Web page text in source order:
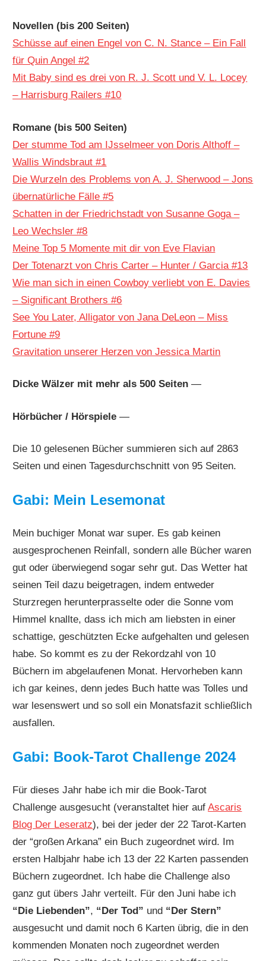
Novellen (bis 200 Seiten)
Schüsse auf einen Engel von C. N. Stance – Ein Fall
für Quin Angel #2
Mit Baby sind es drei von R. J. Scott und V. L. Locey
– Harrisburg Railers #10
Romane (bis 500 Seiten)
Der stumme Tod am IJsselmeer von Doris Althoff –
Wallis Windsbraut #1
Die Wurzeln des Problems von A. J. Sherwood – Jons
übernatürliche Fälle #5
Schatten in der Friedrichstadt von Susanne Goga –
Leo Wechsler #8
Meine Top 5 Momente mit dir von Eve Flavian
Der Totenarzt von Chris Carter – Hunter / Garcia #13
Wie man sich in einen Cowboy verliebt von E. Davies
– Significant Brothers #6
See You Later, Alligator von Jana DeLeon – Miss
Fortune #9
Gravitation unserer Herzen von Jessica Martin
Dicke Wälzer mit mehr als 500 Seiten —
Hörbücher / Hörspiele —
Die 10 gelesenen Bücher summieren sich auf 2863
Seiten und einen Tagesdurchschnitt von 95 Seiten.
Gabi: Mein Lesemonat
Mein buchiger Monat war super. Es gab keinen
ausgesprochenen Reinfall, sondern alle Bücher waren
gut oder überwiegend sogar sehr gut. Das Wetter hat
seinen Teil dazu beigetragen, indem entweder
Sturzregen herunterprasselte oder die Sonne vom
Himmel knallte, dass ich mich am liebsten in einer
schattige, geschützten Ecke aufgehalten und gelesen
habe. So kommt es zu der Rekordzahl von 10
Büchern im abgelaufenen Monat. Hervorheben kann
ich gar keines, denn jedes Buch hatte was Tolles und
war lesenswert und so soll ein Monatsfazit schließlich
ausfallen.
Gabi: Book-Tarot Challenge 2024
Für dieses Jahr habe ich mir die Book-Tarot
Challenge ausgesucht (veranstaltet hier aufAscaris
Blog Der Leseratz), bei der jeder der 22 Tarot-Karten
der “großen Arkana” ein Buch zugeordnet wird. Im
ersten Halbjahr habe ich 13 der 22 Karten passenden
Büchern zugeordnet. Ich habe die Challenge also
ganz gut übers Jahr verteilt. Für den Juni habe ich
“Die Liebenden”, “Der Tod” und “Der Stern”
ausgesucht und damit noch 6 Karten übrig, die in den
kommenden Monaten noch zugeordnet werden